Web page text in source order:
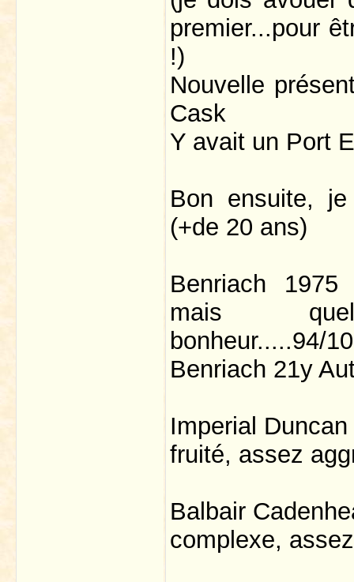
premier...pour
!)
Nouvelle
Cask
Y avait un Port
Bon ensuite,
(+de 20 ans)
Benriach 1975
mais
bonheur.....94/
Benriach 21y
Imperial
fruité, assez
Balbair
complexe,